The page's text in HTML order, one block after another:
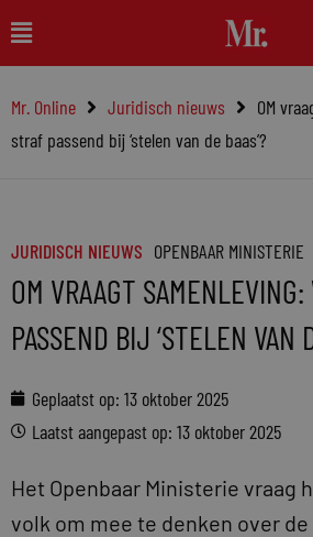
naar
inhoud
Main
Menu
Mr. Online Juridisch nieuws
OM
straf passend bij ‘stelen van de baas’?
JURIDISCH NIEUWS OPENBAAR MINISTERIE
OM VRAAGT
PASSEND BIJ ‘STELEN VAN
Geplaatst op: 13 oktober 2025
Laatst aangepast op: 13 oktober 2025
Het Openbaar Ministerie vraag
volk om mee te denken over